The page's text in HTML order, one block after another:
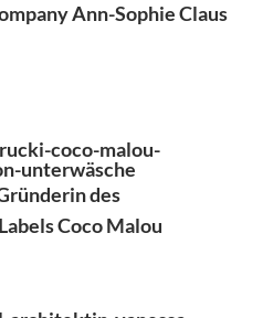
Ann-Sophie Claus
des
Coco Malou